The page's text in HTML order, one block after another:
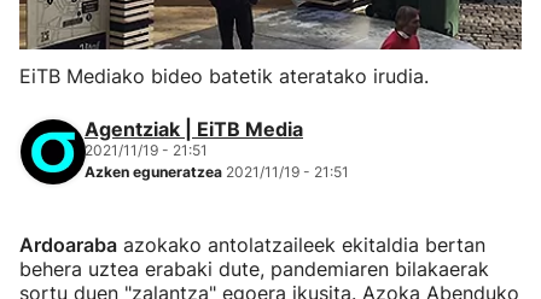
EiTB Mediako bideo batetik ateratako irudia.
Agentziak | EiTB Media
2021/11/19 - 21:51
Azken eguneratzea 2021/11/19 - 21:51
Ardoaraba azokako antolatzaileek ekitaldia bertan
behera uztea erabaki dute, pandemiaren bilakaerak
sortu duen "zalantza" egoera ikusita. Azoka Abenduko